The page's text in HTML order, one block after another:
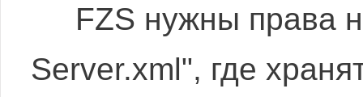
FZS нужны права
Server.xml", где